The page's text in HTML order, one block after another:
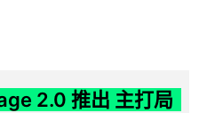
2.0 推出 主打局